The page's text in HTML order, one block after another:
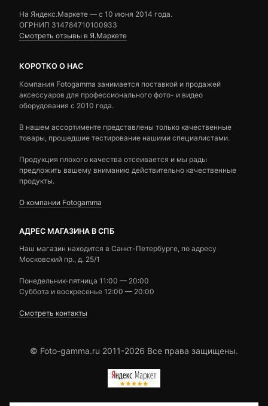
На Яндекс.Маркете — c 10 июня 2014 года.
ОГРНИП 314784710100933
Смотреть отзывы в Я.Маркете
КОРОТКО О НАС
Компания Fotogamma занимается поставкой и продажей
аксессуаров для профессионального фото- и видео
оборудования с 2010 года.
В нашем ассортименте представлены только качественные
товары, прошедшие тестирование нашими специалистами.
Продукция плохого качества отсеивается и мы рады
предложить вашему вниманию действительно качественные
продукты.
О компании Fotogamma
АДРЕС МАГАЗИНА В СПБ
Наш магазин находится в Санкт-Петербурге, по адресу
Московский пр., д. 25/1
Понедельник-пятница 11:00 — 20:00
Суббота и воскресенье 12:00 — 20:00
Смотреть контакты
© Foto-gamma.ru 2011-2026 Все права защищены.